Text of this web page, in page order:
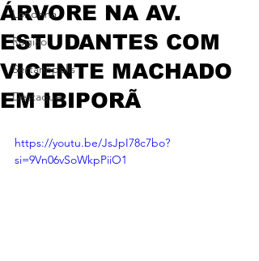
Londrina
Região
Sertanópolis
Destaque
ÁRVORE NA AV.
ESTUDANTES COM
VICENTE MACHADO
EM IBIPORÃ
https://youtu.be/JsJpI78c7bo?
si=9Vn06vSoWkpPiiO1